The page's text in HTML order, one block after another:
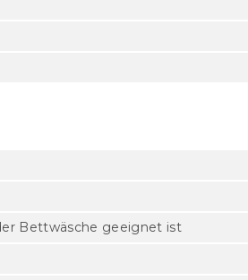
Bettwäsche geeignet ist